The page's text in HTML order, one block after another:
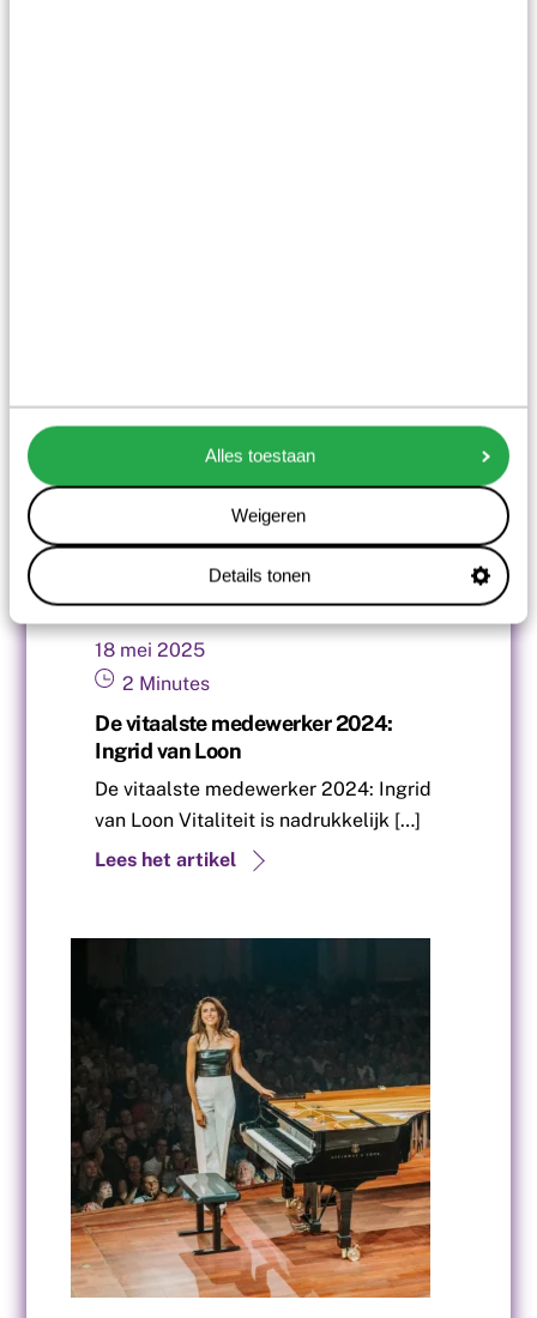
Alles toestaan
Weigeren
Details tonen
18 mei 2025
2 Minutes
De vitaalste medewerker 2024:
Ingrid van Loon
De vitaalste medewerker 2024: Ingrid
van Loon Vitaliteit is nadrukkelijk […]
Lees het artikel